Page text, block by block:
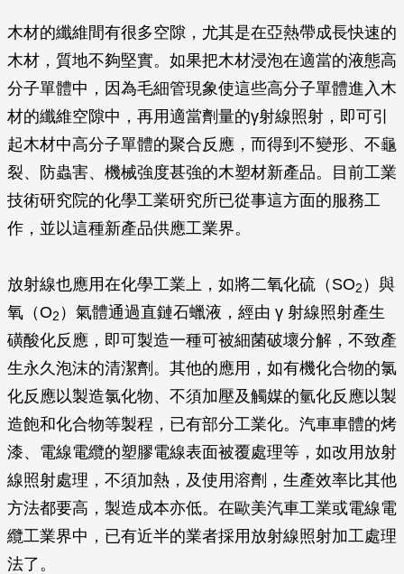
木材的纖維間有很多空隙，尤其是在亞熱帶成長快速的
木材，質地不夠堅實。如果把木材浸泡在適當的液態高
分子單體中，因為毛細管現象使這些高分子單體進入木
材的纖維空隙中，再用適當劑量的γ射線照射，即可引
起木材中高分子單體的聚合反應，而得到不變形、不龜
裂、防蟲害、機械強度甚強的木塑材新產品。目前工業
技術研究院的化學工業研究所已從事這方面的服務工
作，並以這種新產品供應工業界。
放射線也應用在化學工業上，如將二氧化硫（SO2 ）與
氧（O2 ）氣體通過直鏈石蠟液，經由 γ 射線照射產生
磺酸化反應，即可製造一種可被細菌破壞分解，不致產
生永久泡沫的清潔劑。其他的應用，如有機化合物的氯
化反應以製造氯化物、不須加壓及觸媒的氫化反應以製
造飽和化合物等製程，已有部分工業化。汽車車體的烤
漆、電線電纜的塑膠電線表面被覆處理等，如改用放射
線照射處理，不須加熱，及使用溶劑，生產效率比其他
方法都要高，製造成本亦低。在歐美汽車工業或電線電
纜工業界中，已有近半的業者採用放射線照射加工處理
法了。